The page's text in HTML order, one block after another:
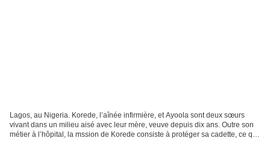
Lagos, au Nigeria. Korede, l’aînée infirmière, et Ayoola sont deux sœurs
vivant dans un milieu aisé avec leur mère, veuve depuis dix ans. Outre son
métier à l’hôpital, la mssion de Korede consiste à protéger sa cadette, ce qui